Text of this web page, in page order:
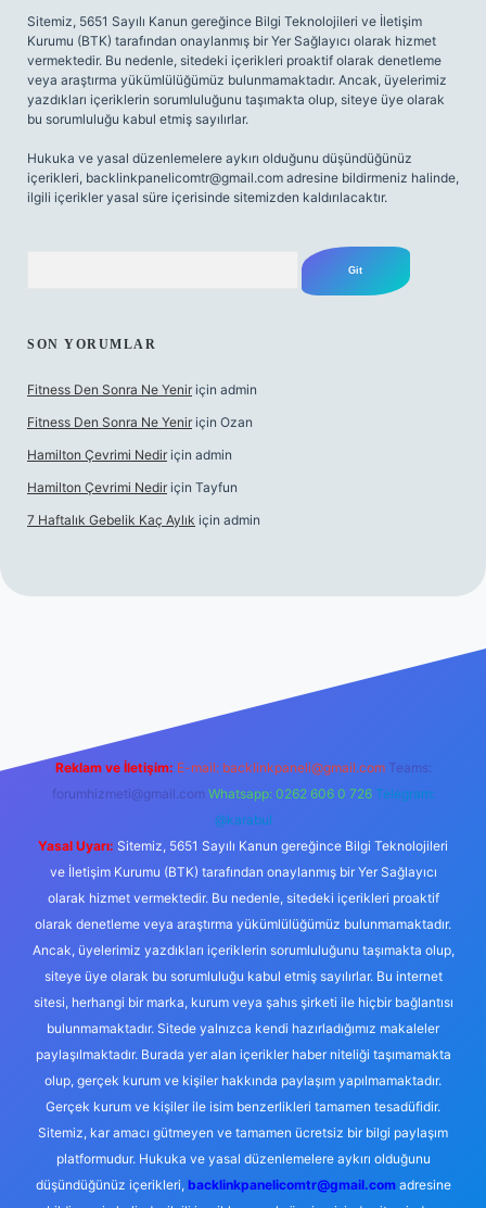
Sitemiz, 5651 Sayılı Kanun gereğince Bilgi Teknolojileri ve İletişim
Kurumu (BTK) tarafından onaylanmış bir Yer Sağlayıcı olarak hizmet
vermektedir. Bu nedenle, sitedeki içerikleri proaktif olarak denetleme
veya araştırma yükümlülüğümüz bulunmamaktadır. Ancak, üyelerimiz
yazdıkları içeriklerin sorumluluğunu taşımakta olup, siteye üye olarak
bu sorumluluğu kabul etmiş sayılırlar.
Hukuka ve yasal düzenlemelere aykırı olduğunu düşündüğünüz
içerikleri, backlinkpanelicomtr@gmail.com adresine bildirmeniz halinde,
ilgili içerikler yasal süre içerisinde sitemizden kaldırılacaktır.
SON YORUMLAR
Fitness Den Sonra Ne Yenir için admin
Fitness Den Sonra Ne Yenir için Ozan
Hamilton Çevrimi Nedir için admin
Hamilton Çevrimi Nedir için Tayfun
7 Haftalık Gebelik Kaç Aylık için admin
Reklam ve İletişim: E-mail: backlinkpaneli@gmail.com Teams:
forumhizmeti@gmail.com Whatsapp: 0262 606 0 726 Telegram:
@karabul
Yasal Uyarı: Sitemiz, 5651 Sayılı Kanun gereğince Bilgi Teknolojileri
ve İletişim Kurumu (BTK) tarafından onaylanmış bir Yer Sağlayıcı
olarak hizmet vermektedir. Bu nedenle, sitedeki içerikleri proaktif
olarak denetleme veya araştırma yükümlülüğümüz bulunmamaktadır.
Ancak, üyelerimiz yazdıkları içeriklerin sorumluluğunu taşımakta olup,
siteye üye olarak bu sorumluluğu kabul etmiş sayılırlar. Bu internet
sitesi, herhangi bir marka, kurum veya şahıs şirketi ile hiçbir bağlantısı
bulunmamaktadır. Sitede yalnızca kendi hazırladığımız makaleler
paylaşılmaktadır. Burada yer alan içerikler haber niteliği taşımamakta
olup, gerçek kurum ve kişiler hakkında paylaşım yapılmamaktadır.
Gerçek kurum ve kişiler ile isim benzerlikleri tamamen tesadüfidir.
Sitemiz, kar amacı gütmeyen ve tamamen ücretsiz bir bilgi paylaşım
platformudur. Hukuka ve yasal düzenlemelere aykırı olduğunu
düşündüğünüz içerikleri, backlinkpanelicomtr@gmail.comadresine